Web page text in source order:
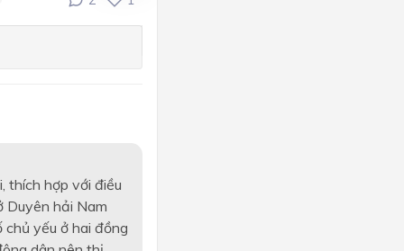
thích hợp với điều
Duyên hải Nam
chủ yếu ở hai đồng